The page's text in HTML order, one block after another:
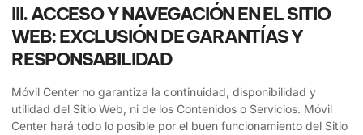
III. ACCESO Y NAVEGACIÓN EN EL SITIO
WEB: EXCLUSIÓN DE GARANTÍAS Y
RESPONSABILIDAD
Móvil Center no garantiza la continuidad, disponibilidad y
utilidad del Sitio Web, ni de los Contenidos o Servicios. Móvil
Center hará todo lo posible por el buen funcionamiento del Sitio